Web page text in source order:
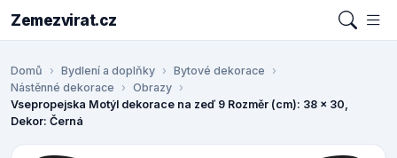
Zemezvirat.cz
Domů Bydlení a doplňky
Bytové dekorace
Nástěnné dekorace
Obrazy
Vsepropejska Motýl dekorace na zeď 9 Rozměr (cm): 38 x 30,
Dekor: Černá